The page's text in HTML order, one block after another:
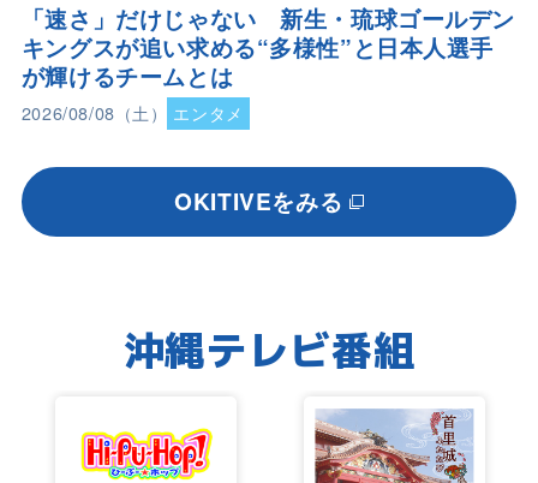
「速さ」だけじゃない 新生・琉球ゴールデン
キングスが追い求める“多様性”と日本人選手
が輝けるチームとは
2026/08/08（土） エンタメ
OKITIVEをみる
沖縄テレビ番組